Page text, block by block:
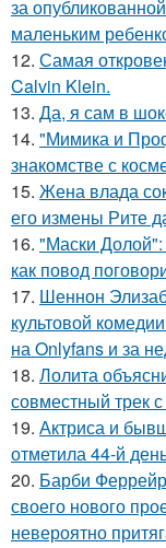
за
маленьким
12. Самая
Calvin Klein.
13. Да, я сам в
14. "Мимика и
знакомстве с
15. Жена влада
его измены Рите
16. "Маски
как повод
17. Шеннон
культовой
на Onlyfans и за
18. Лолита
совместный трек
19. Актриса и
отметила 44-й
20. Барби
своего нового
невероятно